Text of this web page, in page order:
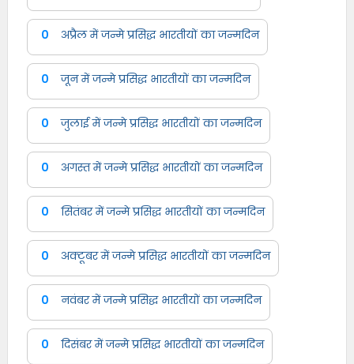
0 अप्रैल में जन्मे प्रसिद्ध भारतीयों का जन्मदिन
0 जून में जन्मे प्रसिद्ध भारतीयों का जन्मदिन
0 जुलाई में जन्मे प्रसिद्ध भारतीयों का जन्मदिन
0 अगस्त में जन्मे प्रसिद्ध भारतीयों का जन्मदिन
0 सितंबर में जन्मे प्रसिद्ध भारतीयों का जन्मदिन
0 अक्टूबर में जन्मे प्रसिद्ध भारतीयों का जन्मदिन
0 नवंबर में जन्मे प्रसिद्ध भारतीयों का जन्मदिन
0 दिसंबर में जन्मे प्रसिद्ध भारतीयों का जन्मदिन